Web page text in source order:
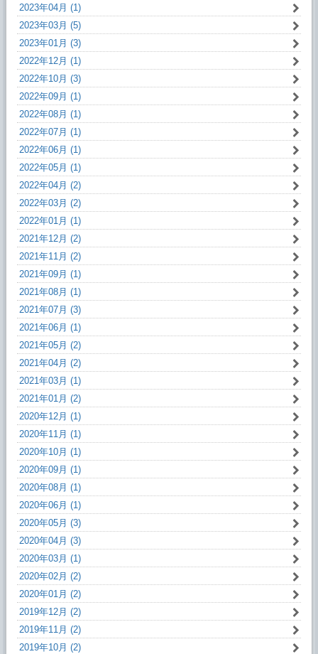
2023年04月 (1)
2023年03月 (5)
2023年01月 (3)
2022年12月 (1)
2022年10月 (3)
2022年09月 (1)
2022年08月 (1)
2022年07月 (1)
2022年06月 (1)
2022年05月 (1)
2022年04月 (2)
2022年03月 (2)
2022年01月 (1)
2021年12月 (2)
2021年11月 (2)
2021年09月 (1)
2021年08月 (1)
2021年07月 (3)
2021年06月 (1)
2021年05月 (2)
2021年04月 (2)
2021年03月 (1)
2021年01月 (2)
2020年12月 (1)
2020年11月 (1)
2020年10月 (1)
2020年09月 (1)
2020年08月 (1)
2020年06月 (1)
2020年05月 (3)
2020年04月 (3)
2020年03月 (1)
2020年02月 (2)
2020年01月 (2)
2019年12月 (2)
2019年11月 (2)
2019年10月 (2)